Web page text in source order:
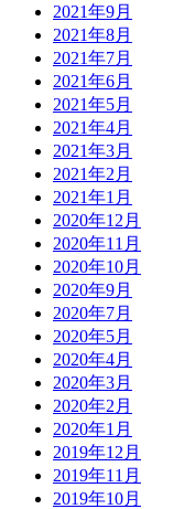
2021年9月
2021年8月
2021年7月
2021年6月
2021年5月
2021年4月
2021年3月
2021年2月
2021年1月
2020年12月
2020年11月
2020年10月
2020年9月
2020年7月
2020年5月
2020年4月
2020年3月
2020年2月
2020年1月
2019年12月
2019年11月
2019年10月